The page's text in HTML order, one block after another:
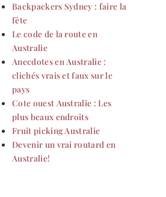
Backpackers Sydney : faire la
fête
Le code de la route en
Australie
Anecdotes en Australie :
clichés vrais et faux sur le
pays
Cote ouest Australie : Les
plus beaux endroits
Fruit picking Australie
Devenir un vrai routard en
Australie!